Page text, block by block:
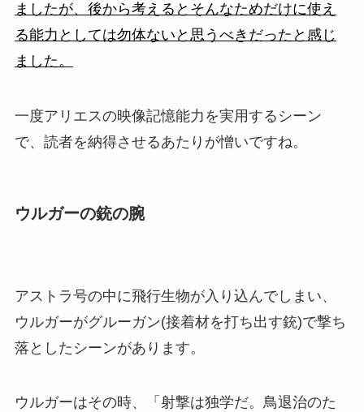
ましたが、後から考えるとそんなためだけに使え
る能力としては勿体ないと思うべきだったと感じ
ました。
一度アリエスの映像記憶能力を実用するシーン
で、読者を納得させるあたりが憎いですね。
ウルガーの銃の腕
アストラ号の中に飛行生物が入り込んでしまい、
ウルガーがグルーガン(接着材を打ち出す銃)で撃ち
落としたシーンがあります。
ウルガーはその時、「射撃は独学だ。鳥退治のた